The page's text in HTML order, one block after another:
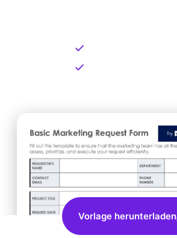
Vorlage herunterladen